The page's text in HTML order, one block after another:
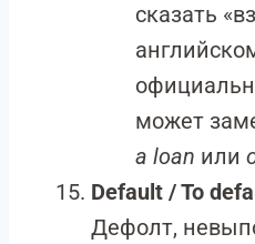
сказать
может
a loan или
Default / To
Дефолт,